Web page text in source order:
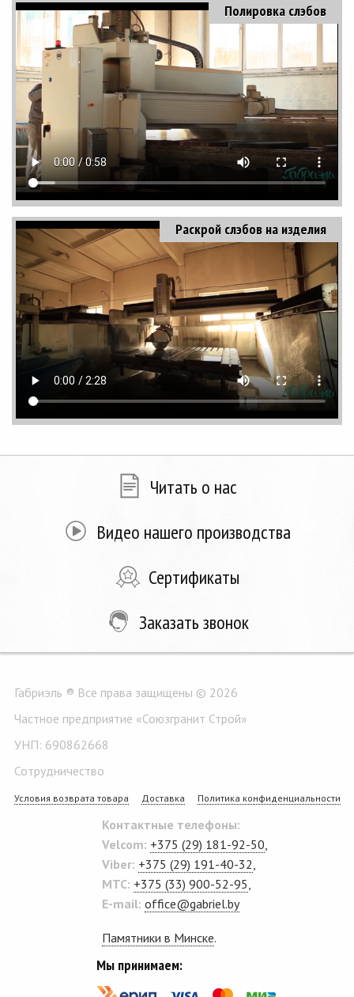
Полировка слэбов
Раскрой слэбов на изделия
Читать о нас
Видео нашего производства
Сертификаты
Заказать звонок
Габриэль ® Все права защищены © 2026
Частное предприятие «Союзгранит Строй»
УНП: 690862668
Сотрудничество
Условия возврата товара Доставка Политика конфиденциальности
Контактные телефоны:
Velcom: +375 (29) 181-92-50
Viber: +375 (29) 191-40-32
MTC: +375 (33) 900-52-95
E-mail: office@gabriel.by
Памятники в Минске.
Мы принимаем: